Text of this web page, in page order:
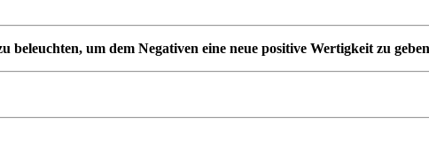
beleuchten, um dem Negativen eine neue positive Wertigkeit zu